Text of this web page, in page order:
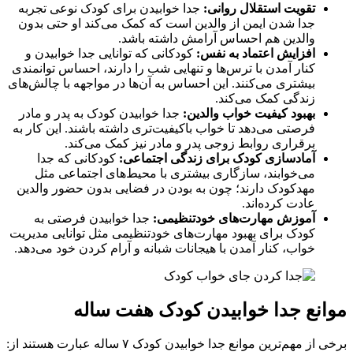
تقویت استقلال روانی: جدا خوابیدن برای کودک نوعی تجربه
جدا شدن ایمن از والدین است که کمک می‌کند او حتی بدون
والدین هم احساس آرامش داشته باشد.
افزایش اعتماد به نفس: کودکانی که توانایی جدا خوابیدن و
کنار آمدن با ترس‌ها و تنهایی شب را دارند، احساس توانمندی
بیشتری می‌کنند. این احساس به آن‌ها در مواجهه با چالش‌های
زندگی کمک می‌کند.
بهبود کیفیت خواب والدین: جدا خوابیدن کودک به پدر و مادر
فرصتی می‌دهد تا خواب باکیفیت‌تری داشته باشند. این کار به
برقراری روابط زوجی پدر و مادر نیز کمک می‌کند.
آماد‌سازی کودک برای زندگی اجتماعی: کودکانی که جدا
می‌خوابند، سازگاری بیشتری با محیط‌های اجتماعی مثل
مهدکودک دارند؛ چون به بودن در فضایی بدون حضور والدین
عادت کرده‌اند.
آموزش مهارت‌های خودتنظیمی: جدا خوابیدن فرصتی به
کودک برای بهبود مهارت‌های خودتنظیمی مثل توانایی مدیریت
خواب، کنار آمدن با هیجانات شبانه و آرام کردن خود می‌دهد.
موانع جدا خوابیدن کودک هفت ساله
برخی از مهم‌ترین موانع جدا خوابیدن کودک ۷ ساله عبارت هستند از: